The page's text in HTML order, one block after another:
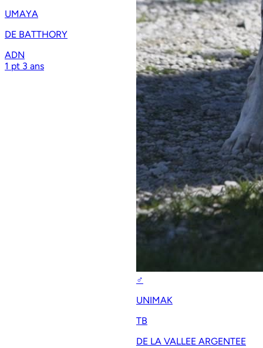
UMAYA
DE BATTHORY
ADN
1 pt 3 ans
♂
UNIMAK
TB
DE LA VALLEE ARGENTEE